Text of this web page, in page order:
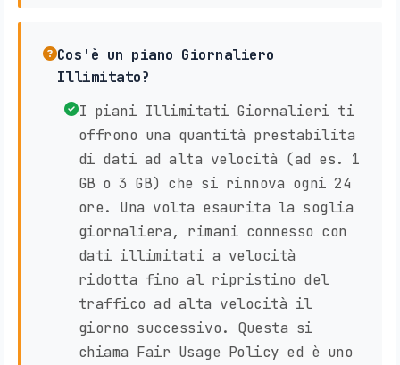
Cos'è un piano Giornaliero
Illimitato?
I piani Illimitati Giornalieri ti
offrono una quantità prestabilita
di dati ad alta velocità (ad es. 1
GB o 3 GB) che si rinnova ogni 24
ore. Una volta esaurita la soglia
giornaliera, rimani connesso con
dati illimitati a velocità
ridotta fino al ripristino del
traffico ad alta velocità il
giorno successivo. Questa si
chiama Fair Usage Policy ed è uno